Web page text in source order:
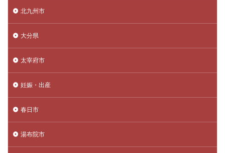
北九州市
大分県
太宰府市
妊娠・出産
春日市
湯布院市